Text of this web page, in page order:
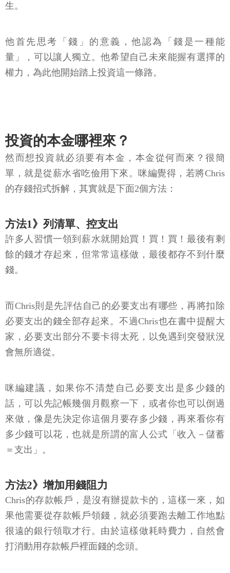
生。
他首先思考「錢」的意義，他認為「錢是一種能
量」，可以讓人獨立。他希望自己未來能握有選擇的
權力，為此他開始踏上投資這一條路。
投資的本金哪裡來？
然而想投資就必須要有本金，本金從何而來？很簡
單，就是從薪水省吃儉用下來。咪編覺得，若將Chris
的存錢招式拆解，其實就是下面2個方法：
方法1》列清單、控支出
許多人習慣一領到薪水就開始買！買！買！最後有剩
餘的錢才存起來，但常常這樣做，最後都存不到什麼
錢。
而Chris則是先評估自己的必要支出有哪些，再將扣除
必要支出的錢全部存起來。不過Chris也在書中提醒大
家，必要支出部分不要卡得太死，以免遇到突發狀況
會無所適從。
咪編建議，如果你不清楚自己必要支出是多少錢的
話，可以先記帳幾個月觀察一下，或者你也可以倒過
來做，像是先決定你這個月要存多少錢，再來看你有
多少錢可以花，也就是所謂的富人公式「收入－儲蓄
＝支出」。
方法2》增加用錢阻力
Chris的存款帳戶，是沒有辦提款卡的，這樣一來，如
果他需要從存款帳戶領錢，就必須要跑去離工作地點
很遠的銀行領取才行。由於這樣做耗時費力，自然會
打消動用存款帳戶裡面錢的念頭。